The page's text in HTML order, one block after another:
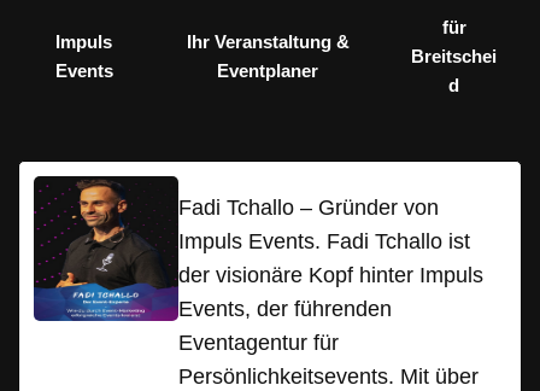
Impuls
Events
Ihr Veranstaltung &
Eventplaner
für
Breitschei
d
Fadi Tchallo – Gründer von
Impuls Events. Fadi Tchallo ist
der visionäre Kopf hinter Impuls
Events, der führenden
Eventagentur für
Persönlichkeitsevents. Mit über